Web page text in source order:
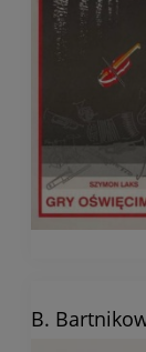
B.